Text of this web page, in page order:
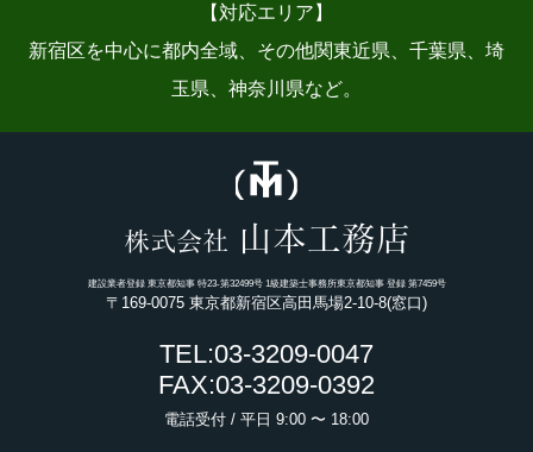
【対応エリア】
新宿区を中心に都内全域、その他関東近県、千葉県、埼
玉県、神奈川県など。
株式会社 山本工務店
建設業者登録 東京都知事 特23-第32499号 1級建築士事務所東京都知事 登録 第7459号
〒169-0075 東京都新宿区高田馬場2-10-8(窓口)
TEL:03-3209-0047
FAX:03-3209-0392
電話受付 / 平日 9:00 〜 18:00